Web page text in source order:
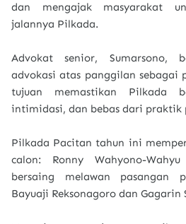
dan mengajak masyarakat
jalannya Pilkada.
Advokat senior, Sumarsono,
advokasi atas panggilan sebagai
tujuan memastikan Pilkada
intimidasi, dan bebas dari praktik
Pilkada Pacitan tahun ini
calon: Ronny Wahyono-
bersaing melawan pasangan
Bayuaji Reksonagoro dan Gagarin